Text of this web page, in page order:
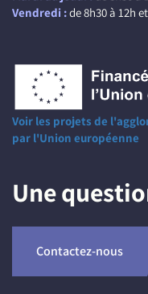
Vendredi :de 8h30 à 12h
Voir les projets de
par l'Union européenne
Une
Contactez-nous